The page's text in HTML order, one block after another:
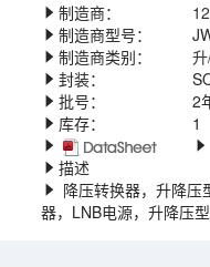
制造商：
制造商型号：
制造商类别：
封装：
批号：
2
库存：
1
描述
降压转换器，升降压
器，LNB电源，升降压